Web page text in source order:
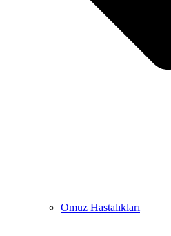
Omuz Hastalıkları